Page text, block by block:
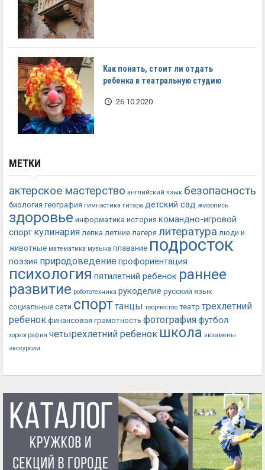
Как понять, стоит ли отдать
ребенка в театральную студию
26.10.2020
МЕТКИ
актерское мастерство английский язык безопасность
биология география гимнастика гитара детский сад живопись
здоровье информатика история командно-игровой
спорт кулинария лепка летние лагеря литература люди и
животные математика музыка плавание подросток
поэзия природоведениепрофориентация
психология пятилетний ребенок раннее
развитие робототехника рукоделие русский язык
социальные сети спорттанцы творчество театр трехлетний
ребенок финансовая грамотность фотографияфутбол
хореография четырехлетний ребенок школа экзамены
экскурсии